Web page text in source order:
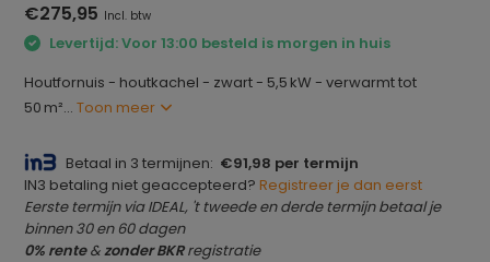
€275,95 Incl. btw
Levertijd: Voor 13:00 besteld is morgen in huis
Houtfornuis - houtkachel - zwart - 5,5 kW - verwarmt tot
50 m²...Toon meer
Betaal in 3 termijnen: €91,98 per termijn
IN3 betaling niet geaccepteerd? Registreer je dan eerst
Eerste termijn via IDEAL, 't tweede en derde termijn betaal je
binnen 30 en 60 dagen
0% rente&zonder BKRregistratie